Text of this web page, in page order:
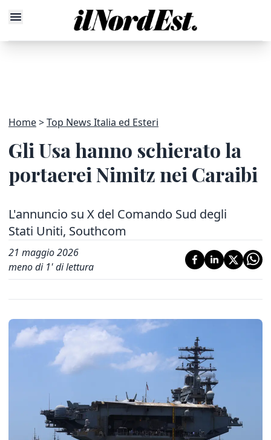
Home Top News Italia ed Esteri
Gli Usa hanno schierato la
portaerei Nimitz nei Caraibi
L'annuncio su X del Comando Sud degli
Stati Uniti, Southcom
21 maggio 2026
meno di 1' di lettura